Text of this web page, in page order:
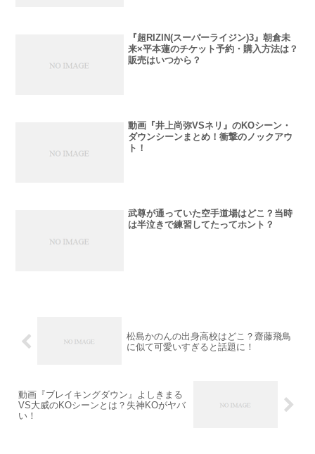
『超RIZIN(スーパーライジン)3』朝倉未
来×平本蓮のチケット予約・購入方法は？
販売はいつから？
動画『井上尚弥VSネリ』のKOシーン・
ダウンシーンまとめ！衝撃のノックアウ
ト！
武尊が通っていた空手道場はどこ？当時
は半泣きで練習してたってホント？
松島かのんの出身高校はどこ？齋藤飛鳥
に似て可愛いすぎると話題に！
動画『ブレイキングダウン』よしきまる
VS大威のKOシーンとは？失神KOがヤバ
い！